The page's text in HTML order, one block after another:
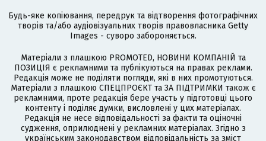
Будь-яке копіювання, передрук та відтворення фотографічних
творів та/або аудіовізуальних творів правовласника Getty
Images - суворо забороняється.
Матеріали з плашкою PROMOTED, НОВИНИ КОМПАНІЙ та
ПОЗИЦІЯ є рекламними та публікуються на правах реклами.
Редакція може не поділяти погляди, які в них промотуються.
Матеріали з плашкою СПЕЦПРОЄКТ та ЗА ПІДТРИМКИ також є
рекламними, проте редакція бере участь у підготовці цього
контенту і поділяє думки, висловлені у цих матеріалах.
Редакція не несе відповідальності за факти та оціночні
судження, оприлюднені у рекламних матеріалах. Згідно з
українським законодавством відповідальність за зміст